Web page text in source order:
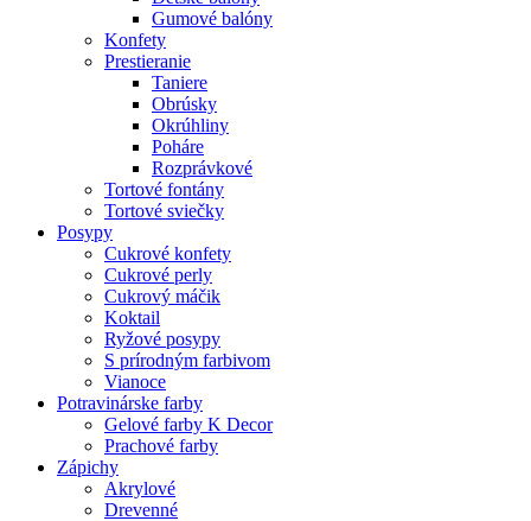
Gumové balóny
Konfety
Prestieranie
Taniere
Obrúsky
Okrúhliny
Poháre
Rozprávkové
Tortové fontány
Tortové sviečky
Posypy
Cukrové konfety
Cukrové perly
Cukrový máčik
Koktail
Ryžové posypy
S prírodným farbivom
Vianoce
Potravinárske farby
Gelové farby K Decor
Prachové farby
Zápichy
Akrylové
Drevenné